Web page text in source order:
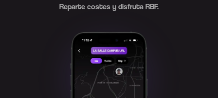
Reparte costes y disfruta RBF.